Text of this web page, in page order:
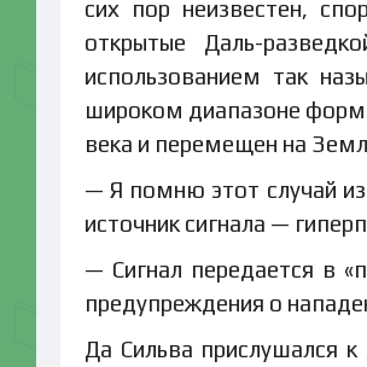
сих пор неизвестен,
открытые Даль-
использованием так
широком диапазоне
века и перемещен на
— Я помню этот случай
источник сигнала —
— Сигнал передается в
предупреждения о
Да Сильва прислушался